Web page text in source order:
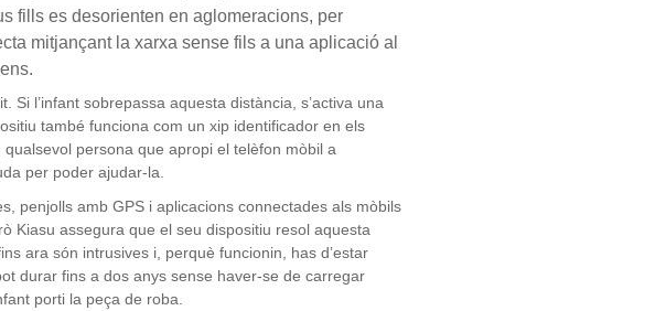
fills es desorienten en aglomeracions, per
mitjançant la xarxa sense fils a una aplicació al
l’infant sobrepassa aquesta distància, s’activa una
també funciona com un xip identificador en els
persona que apropi el telèfon mòbil a
per poder ajudar-la.
penjolls amb GPS i aplicacions connectades als mòbils
Kiasu assegura que el seu dispositiu resol aquesta
ara són intrusives i, perquè funcionin, has d’estar
durar fins a dos anys sense haver-se de carregar
porti la peça de roba.